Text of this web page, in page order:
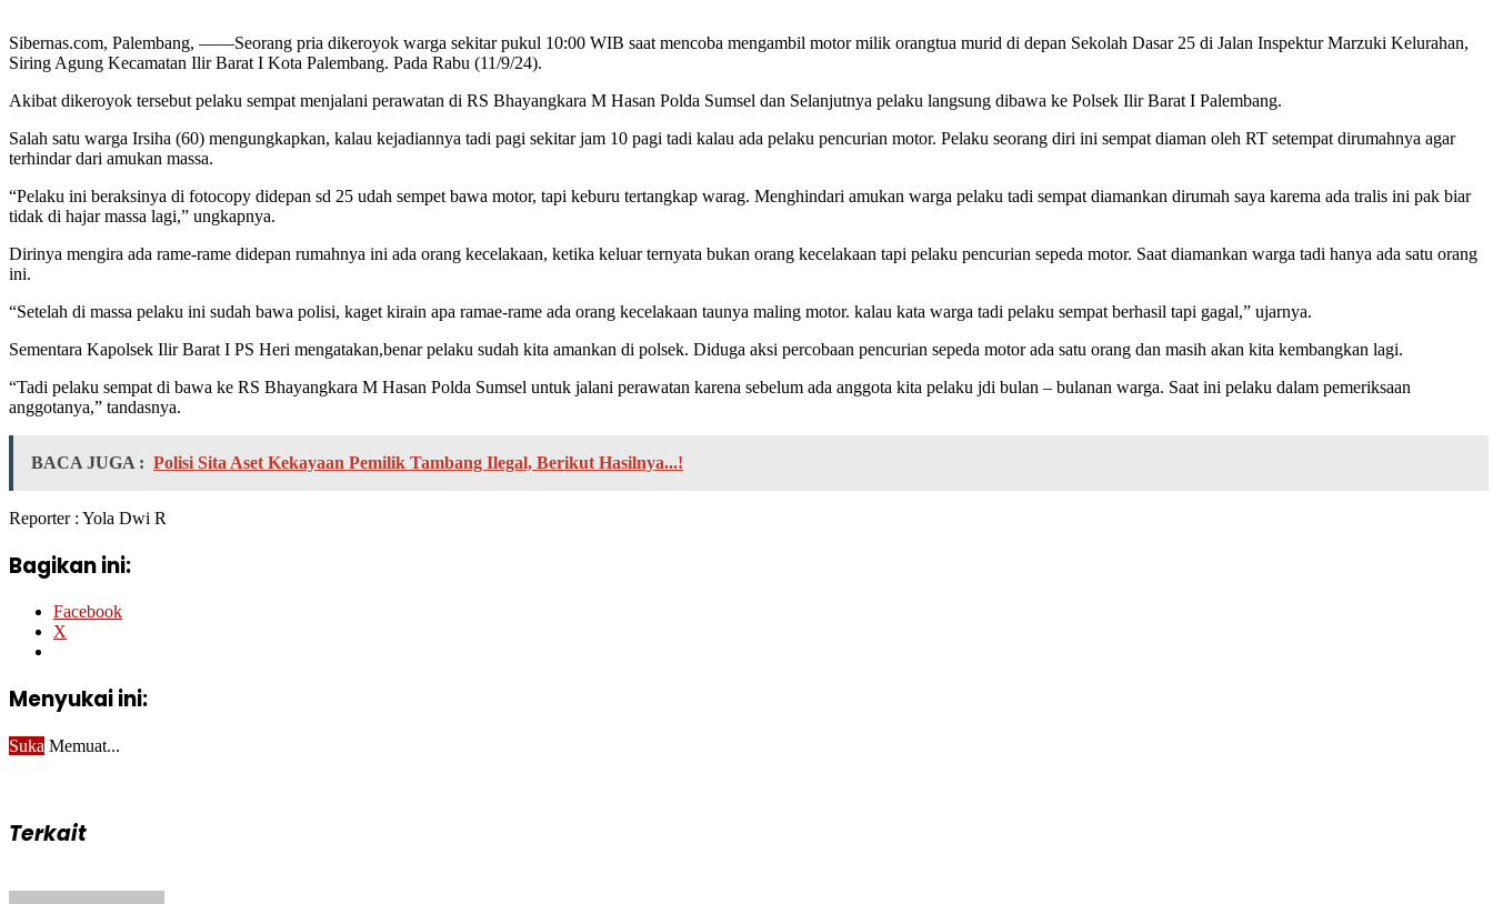
Sibernas.com, Palembang, ——Seorang pria dikeroyok warga sekitar pukul 10:00 WIB saat mencoba mengambil motor milik orangtua murid di depan Sekolah Dasar 25 di Jalan Inspektur Marzuki Kelurahan,
Siring Agung Kecamatan Ilir Barat I Kota Palembang. Pada Rabu (11/9/24).
Akibat dikeroyok tersebut pelaku sempat menjalani perawatan di RS Bhayangkara M Hasan Polda Sumsel dan Selanjutnya pelaku langsung dibawa ke Polsek Ilir Barat I Palembang.
Salah satu warga Irsiha (60) mengungkapkan, kalau kejadiannya tadi pagi sekitar jam 10 pagi tadi kalau ada pelaku pencurian motor. Pelaku seorang diri ini sempat diaman oleh RT setempat dirumahnya agar
terhindar dari amukan massa.
“Pelaku ini beraksinya di fotocopy didepan sd 25 udah sempet bawa motor, tapi keburu tertangkap warag. Menghindari amukan warga pelaku tadi sempat diamankan dirumah saya karema ada tralis ini pak biar
tidak di hajar massa lagi,” ungkapnya.
Dirinya mengira ada rame-rame didepan rumahnya ini ada orang kecelakaan, ketika keluar ternyata bukan orang kecelakaan tapi pelaku pencurian sepeda motor. Saat diamankan warga tadi hanya ada satu orang
ini.
“Setelah di massa pelaku ini sudah bawa polisi, kaget kirain apa ramae-rame ada orang kecelakaan taunya maling motor. kalau kata warga tadi pelaku sempat berhasil tapi gagal,” ujarnya.
Sementara Kapolsek Ilir Barat I PS Heri mengatakan,benar pelaku sudah kita amankan di polsek. Diduga aksi percobaan pencurian sepeda motor ada satu orang dan masih akan kita kembangkan lagi.
“Tadi pelaku sempat di bawa ke RS Bhayangkara M Hasan Polda Sumsel untuk jalani perawatan karena sebelum ada anggota kita pelaku jdi bulan – bulanan warga. Saat ini pelaku dalam pemeriksaan
anggotanya,” tandasnya.
BACA JUGA : Polisi Sita Aset Kekayaan Pemilik Tambang Ilegal, Berikut Hasilnya...!
Reporter : Yola Dwi R
Bagikan ini:
Facebook
X
Menyukai ini:
Suka Memuat...
Terkait